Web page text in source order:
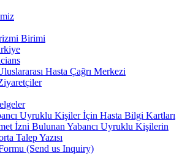
Birimi
Hasta Çağrı Merkezi
Uyruklu Kişiler İçin Hasta Bilgi Kartları
İzni Bulunan Yabancı Uyruklu Kişilerin
Talep Yazısı
(Send us Inquiry)